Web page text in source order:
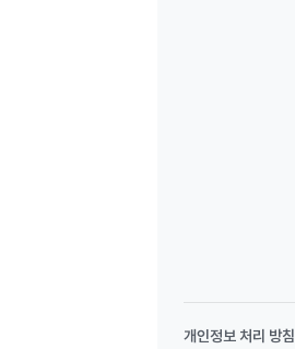
개인정보 처리 방침